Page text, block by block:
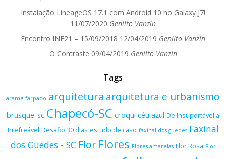
Instalação LineageOS 17.1 com Android 10 no Galaxy J7!
11/07/2020 Genilto Vanzin
Encontro INF21 – 15/09/2018 12/04/2019 Genilto Vanzin
O Contraste 09/04/2019 Genilto Vanzin
Tags
arame farpado arquitetura arquitetura e urbanismo
brusque-sc Chapecó-SC croqui céu azul De Insuportável a
Irrefreável Desafio 30 dias estudo de caso faxinal dos guedes Faxinal
dos Guedes - SC Flor Flores Flores amarelas Flor Rosa Flor